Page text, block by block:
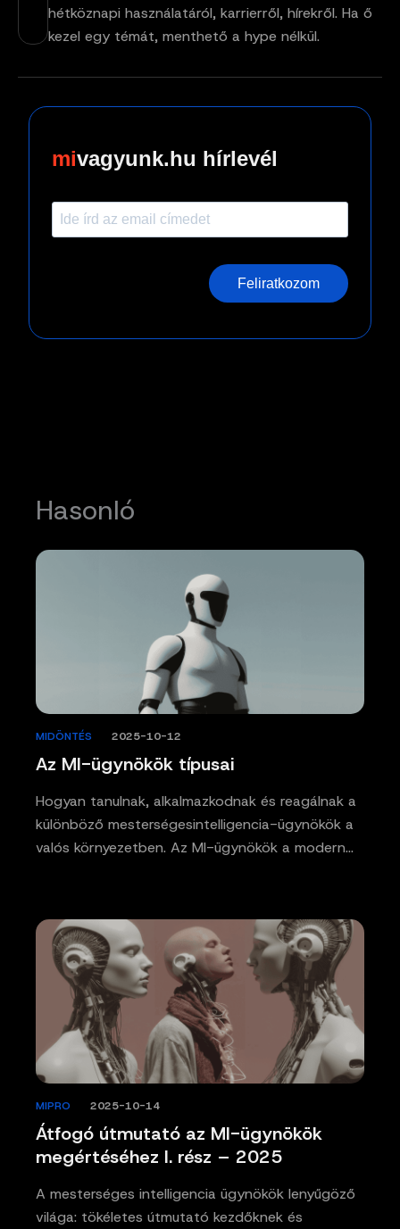
hétköznapi használatáról, karrierről, hírekről. Ha ő
kezel egy témát, menthető a hype nélkül.
vagyunk.hu hírlevél
Feliratkozom
Hasonló
Az MI-ügynökök típusai
MIDÖNTÉS 2025-10-12
Hogyan tanulnak, alkalmazkodnak és reagálnak a
különböző mesterségesintelligencia-ügynökök a
valós környezetben. Az MI-ügynökök a modern…
Átfogó útmutató az MI-ügynökök
megértéséhez I. rész – 2025
MIPRO 2025-10-14
A mesterséges intelligencia ügynökök lenyűgöző
világa: tökéletes útmutató kezdőknek és